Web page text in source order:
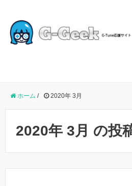
ホーム / 2020年 3月
2020年 3月 の投